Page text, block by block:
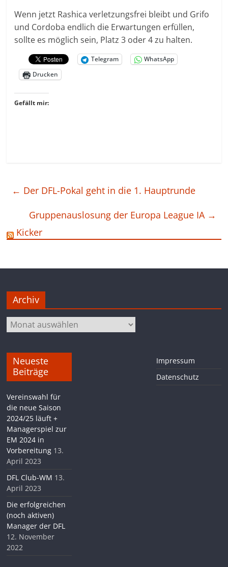
Wenn jetzt Rashica verletzungsfrei bleibt und Grifo
und Cordoba endlich die Erwartungen erfüllen,
sollte es möglich sein, Platz 3 oder 4 zu halten.
Telegram
WhatsApp
Drucken
Gefällt mir:
← Der DFL-Pokal geht in die 1. Hauptrunde
Gruppenauslosung der Europa League IA →
Kicker
Archiv
Archiv
Neueste
Beiträge
Vereinswahl für
die neue Saison
2024/25 läuft +
Managerspiel zur
EM 2024 in
Vorbereitung 13.
April 2023
DFL Club-WM 13.
April 2023
Die erfolgreichen
(noch aktiven)
Manager der DFL
12. November
2022
Impressum
Datenschutz